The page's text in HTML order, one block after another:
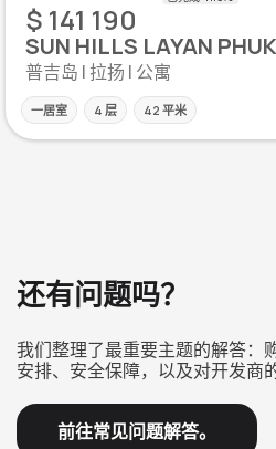
$ 141 190
SUN HILLS LAYAN
普吉岛 | 拉扬 | 公寓
一居室 4 层 42 平米
还有问题吗？
我们整理了最重要主题的解答：
安排、安全保障，以及对开发商
前往常见问题解答。